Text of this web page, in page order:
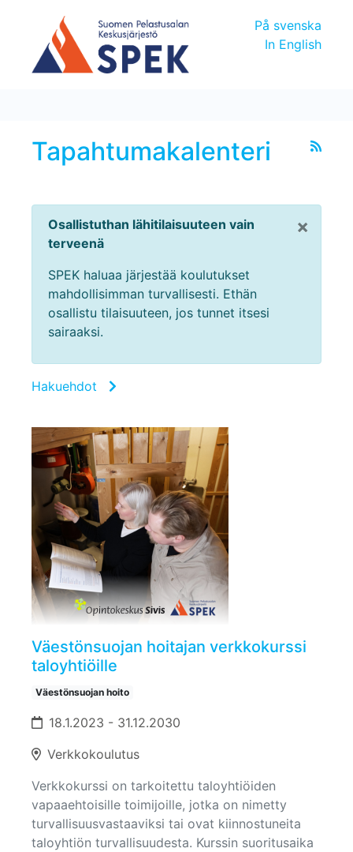
På svenska
In English
Tapahtumakalenteri
Osallistuthan lähitilaisuuteen vain
terveenä
SPEK haluaa järjestää koulutukset
mahdollisimman turvallisesti. Ethän
osallistu tilaisuuteen, jos tunnet itsesi
sairaaksi.
×
Hakuehdot
Väestönsuojan hoitajan verkkokurssi
taloyhtiöille
Väestönsuojan hoito
18.1.2023 - 31.12.2030
Verkkokoulutus
Verkkokurssi on tarkoitettu taloyhtiöiden
vapaaehtoisille toimijoille, jotka on nimetty
turvallisuusvastaaviksi tai ovat kiinnostuneita
taloyhtiön turvallisuudesta. Kurssin suoritusaika